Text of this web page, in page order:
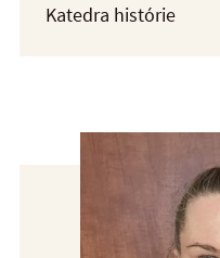
Katedra histórie